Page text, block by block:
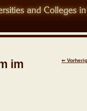
⇐
im